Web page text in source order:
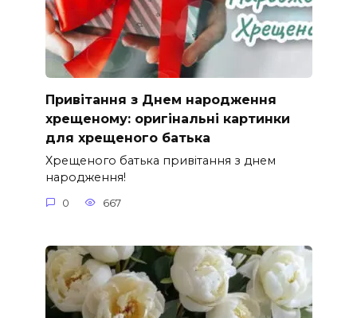
Привітання з Днем народження
хрещеному: оригінальні картинки
для хрещеного батька
Хрещеного батька привітання з днем
народження!
0 667